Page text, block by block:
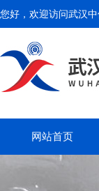
您好，欢迎访问武汉
网站首页